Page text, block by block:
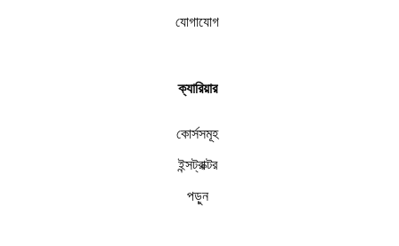
যোগাযোগ
ক্যারিয়ার
কোর্সসমূহ
ইন্সট্রাক্টর
পড়ুন